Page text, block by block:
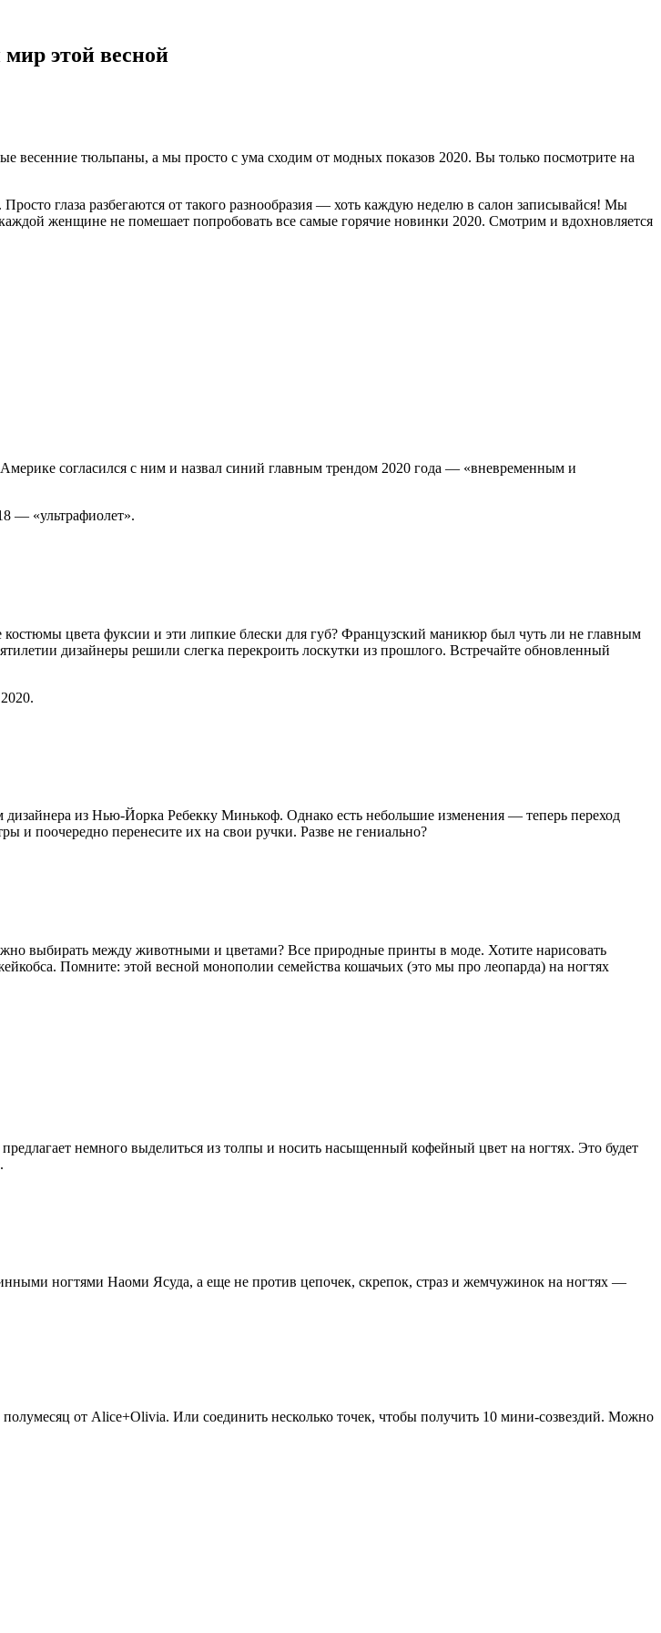
этой весной
весенние тюльпаны, а мы просто с ума сходим от модных показов 2020. Вы только посмотрите на
глаза разбегаются от такого разнообразия — хоть каждую неделю в салон записывайся! Мы
женщине не помешает попробовать все самые горячие новинки 2020. Смотрим и вдохновляется
согласился с ним и назвал синий главным трендом 2020 года — «вневременным и
— «ультрафиолет».
цвета фуксии и эти липкие блески для губ? Французский маникюр был чуть ли не главным
дизайнеры решили слегка перекроить лоскутки из прошлого. Встречайте обновленный
из Нью-Йорка Ребекку Минькоф. Однако есть небольшие изменения — теперь переход
и поочередно перенесите их на свои ручки. Разве не гениально?
выбирать между животными и цветами? Все природные принты в моде. Хотите нарисовать
Помните: этой весной монополии семейства кошачьих (это мы про леопарда) на ногтях
немного выделиться из толпы и носить насыщенный кофейный цвет на ногтях. Это будет
ногтями Наоми Ясуда, а еще не против цепочек, скрепок, страз и жемчужинок на ногтях —
полумесяц от Alice+Olivia. Или соединить несколько точек, чтобы получить 10 мини-созвездий. Можно